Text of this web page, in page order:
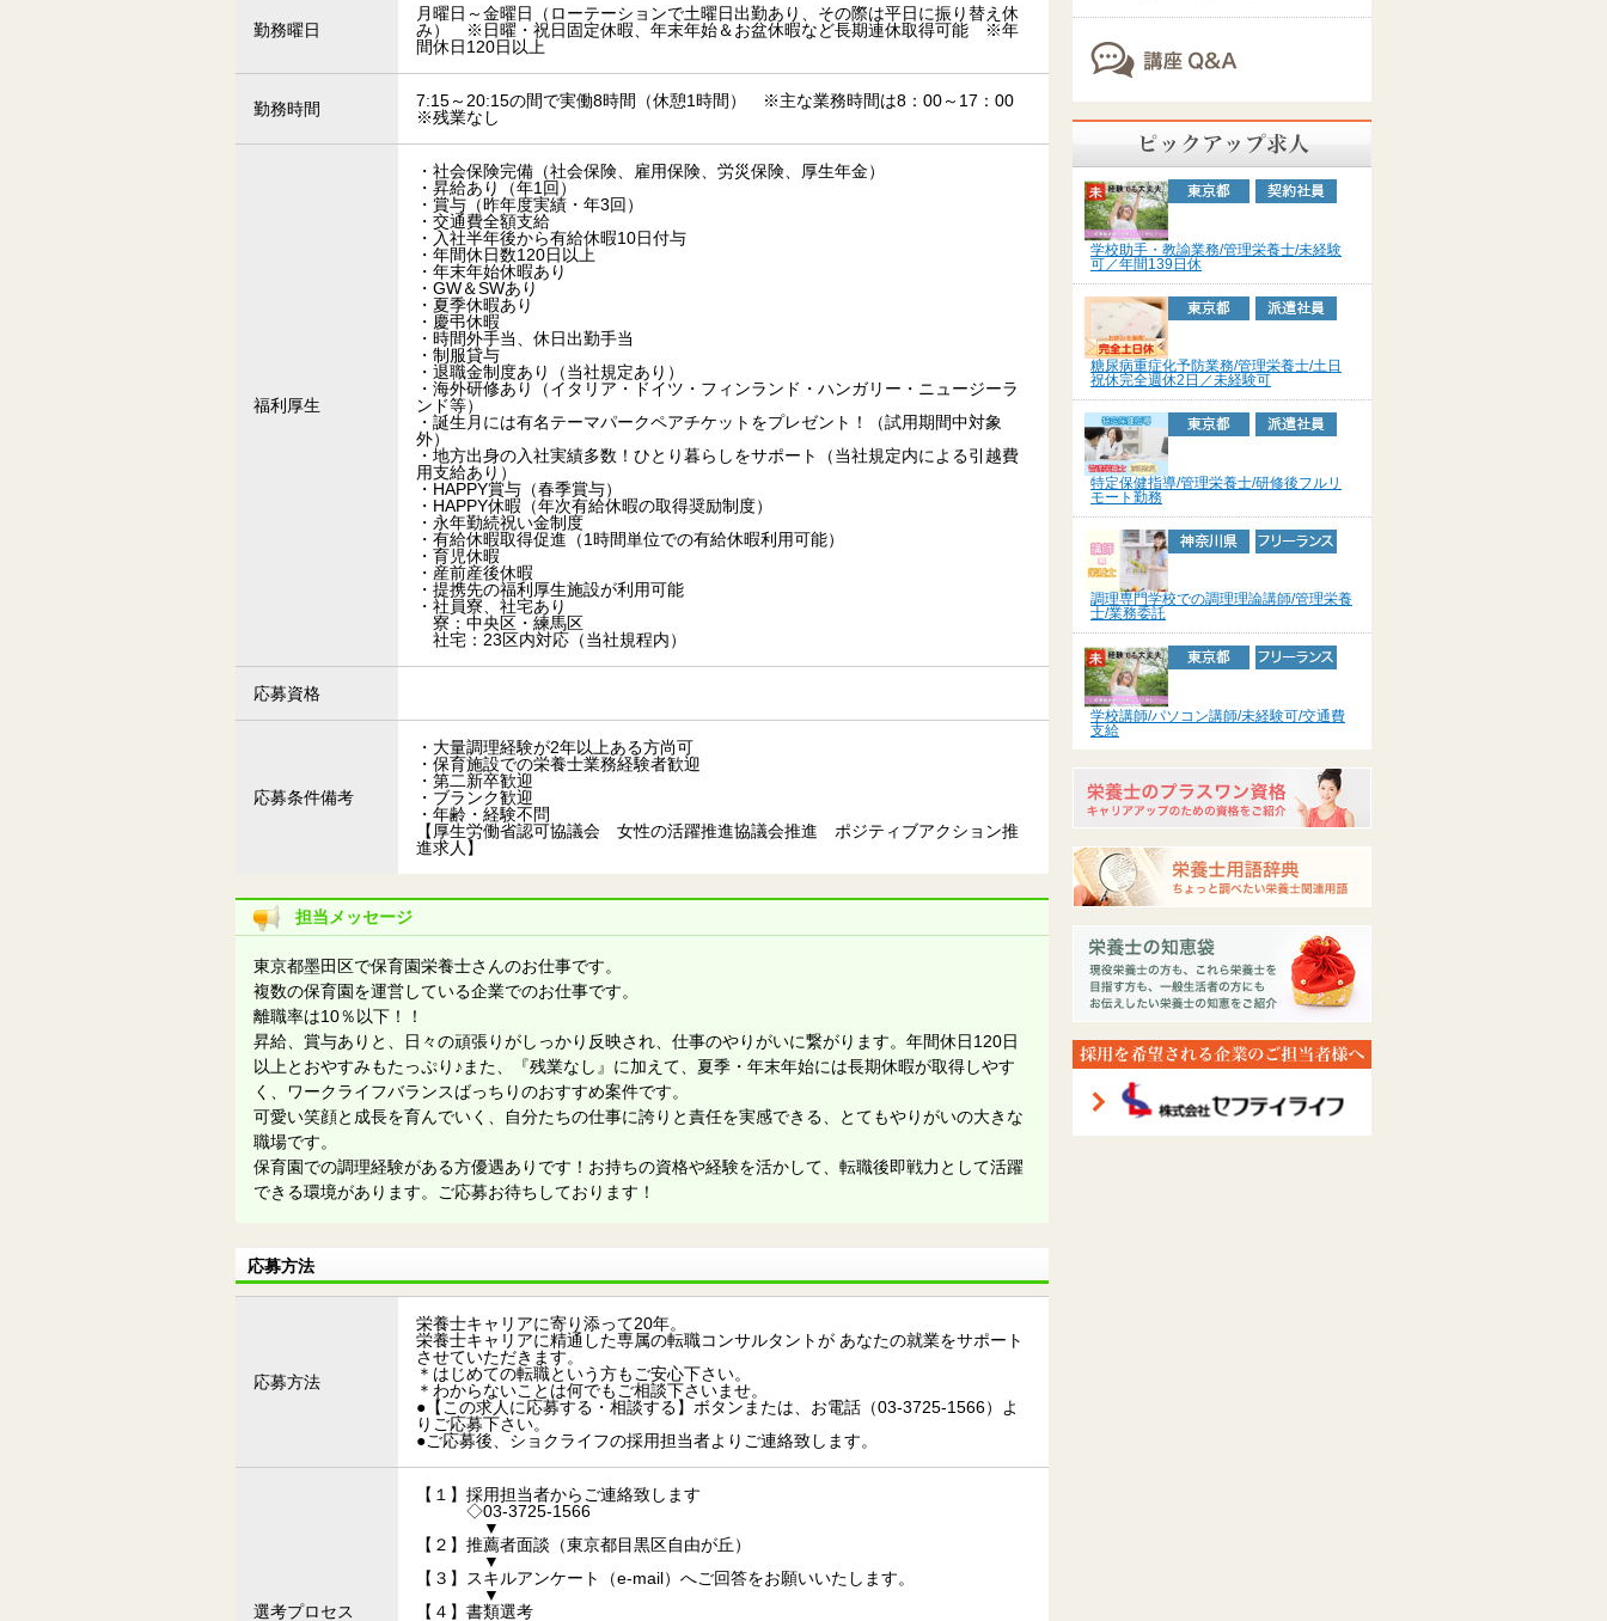
勤務曜日
月曜日～金曜日（ローテーションで土曜日出勤あり、その際は平日に振り替え休
み） ※日曜・祝日固定休暇、年末年始＆お盆休暇など長期連休取得可能 ※年
間休日120日以上
勤務時間
7:15～20:15の間で実働8時間（休憩1時間） ※主な業務時間は8：00～17：00
※残業なし
福利厚生
・社会保険完備（社会保険、雇用保険、労災保険、厚生年金）
・昇給あり（年1回）
・賞与（昨年度実績・年3回）
・交通費全額支給
・入社半年後から有給休暇10日付与
・年間休日数120日以上
・年末年始休暇あり
・GW＆SWあり
・夏季休暇あり
・慶弔休暇
・時間外手当、休日出勤手当
・制服貸与
・退職金制度あり（当社規定あり）
・海外研修あり（イタリア・ドイツ・フィンランド・ハンガリー・ニュージーラ
ンド等）
・誕生月には有名テーマパークペアチケットをプレゼント！（試用期間中対象
外）
・地方出身の入社実績多数！ひとり暮らしをサポート（当社規定内による引越費
用支給あり）
・HAPPY賞与（春季賞与）
・HAPPY休暇（年次有給休暇の取得奨励制度）
・永年勤続祝い金制度
・有給休暇取得促進（1時間単位での有給休暇利用可能）
・育児休暇
・産前産後休暇
・提携先の福利厚生施設が利用可能
・社員寮、社宅あり
寮：中央区・練馬区
社宅：23区内対応（当社規程内）
応募資格
応募条件備考
・大量調理経験が2年以上ある方尚可
・保育施設での栄養士業務経験者歓迎
・第二新卒歓迎
・ブランク歓迎
・年齢・経験不問
【厚生労働省認可協議会 女性の活躍推進協議会推進 ポジティブアクション推
進求人】
担当メッセージ
東京都墨田区で保育園栄養士さんのお仕事です。
複数の保育園を運営している企業でのお仕事です。
離職率は10％以下！！
昇給、賞与ありと、日々の頑張りがしっかり反映され、仕事のやりがいに繋がります。年間休日120日
以上とおやすみもたっぷり♪また、『残業なし』に加えて、夏季・年末年始には長期休暇が取得しやす
く、ワークライフバランスばっちりのおすすめ案件です。
可愛い笑顔と成長を育んでいく、自分たちの仕事に誇りと責任を実感できる、とてもやりがいの大きな
職場です。
保育園での調理経験がある方優遇ありです！お持ちの資格や経験を活かして、転職後即戦力として活躍
できる環境があります。ご応募お待ちしております！
応募方法
応募方法
栄養士キャリアに寄り添って20年。
栄養士キャリアに精通した専属の転職コンサルタントが あなたの就業をサポート
させていただきます。
＊はじめての転職という方もご安心下さい。
＊わからないことは何でもご相談下さいませ。
●【この求人に応募する・相談する】ボタンまたは、お電話（03-3725-1566）よ
りご応募下さい。
●ご応募後、ショクライフの採用担当者よりご連絡致します。
選考プロセス
【１】採用担当者からご連絡致します
◇03-3725-1566
▼
【２】推薦者面談（東京都目黒区自由が丘）
▼
【３】スキルアンケート（e-mail）へご回答をお願いいたします。
▼
【４】書類選考
学校助手・教諭業務/管理栄養士/未経験
可／年間139日休
糖尿病重症化予防業務/管理栄養士/土日
祝休完全週休2日／未経験可
特定保健指導/管理栄養士/研修後フルリ
モート勤務
調理専門学校での調理理論講師/管理栄養
士/業務委託
学校講師/パソコン講師/未経験可/交通費
支給